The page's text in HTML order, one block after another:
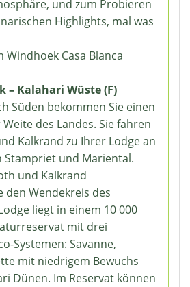
und zum Probieren
Highlights, mal was
Casa Blanca
– Kalahari Wüste (F)
Süden bekommen Sie einen
des Landes. Sie fahren
Kalkrand zu Ihrer Lodge an
Stampriet und Mariental.
und Kalkrand
den Wendekreis des
liegt in einem 10 000
mit drei
Systemen: Savanne,
mit niedrigem Bewuchs
Dünen. Im Reservat können